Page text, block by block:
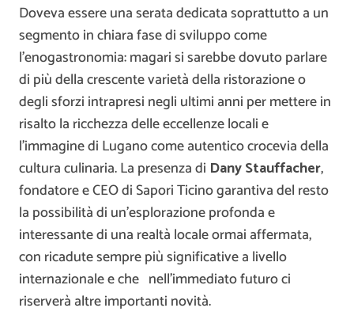
Doveva essere una serata dedicata soprattutto a un
segmento in chiara fase di sviluppo come
l’enogastronomia: magari si sarebbe dovuto parlare
di più della crescente varietà della ristorazione o
degli sforzi intrapresi negli ultimi anni per mettere in
risalto la ricchezza delle eccellenze locali e
l’immagine di Lugano come autentico crocevia della
cultura culinaria. La presenza di Dany Stauffacher,
fondatore e CEO di Sapori Ticino garantiva del resto
la possibilità di un’esplorazione profonda e
interessante di una realtà locale ormai affermata,
con ricadute sempre più significative a livello
internazionale e che nell’immediato futuro ci
riserverà altre importanti novità.